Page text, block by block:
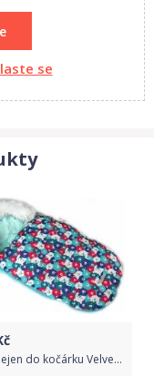
se
Fusak nejen do kočárku Velvet - WINTER LUX medvědi barevní s mátovou - BabyNellys